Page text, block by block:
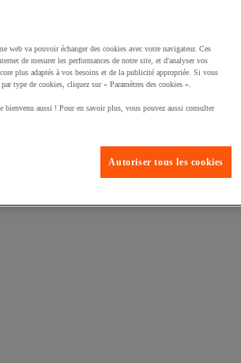
va pouvoir échanger des cookies avec votre navigateur. Ces
de mesurer les performances de notre site, et d'analyser vos
plus adaptés à vos besoins et de la publicité appropriée. Si vous
type de cookies, cliquez sur « Paramètres des cookies ».
aussi ! Pour en savoir plus, vous pouvez aussi consulter
Autoriser tous les cookies